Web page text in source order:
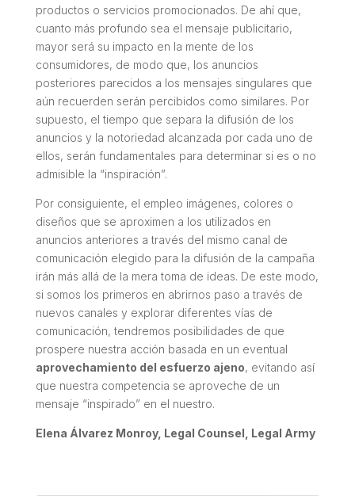
productos o servicios promocionados. De ahí que,
cuanto más profundo sea el mensaje publicitario,
mayor será su impacto en la mente de los
consumidores, de modo que, los anuncios
posteriores parecidos a los mensajes singulares que
aún recuerden serán percibidos como similares. Por
supuesto, el tiempo que separa la difusión de los
anuncios y la notoriedad alcanzada por cada uno de
ellos, serán fundamentales para determinar si es o no
admisible la “inspiración”.
Por consiguiente, el empleo imágenes, colores o
diseños que se aproximen a los utilizados en
anuncios anteriores a través del mismo canal de
comunicación elegido para la difusión de la campaña
irán más allá de la mera toma de ideas. De este modo,
si somos los primeros en abrirnos paso a través de
nuevos canales y explorar diferentes vías de
comunicación, tendremos posibilidades de que
prospere nuestra acción basada en un eventual
aprovechamiento del esfuerzo ajeno, evitando así
que nuestra competencia se aproveche de un
mensaje “inspirado” en el nuestro.
Elena Álvarez Monroy, Legal Counsel, Legal Army